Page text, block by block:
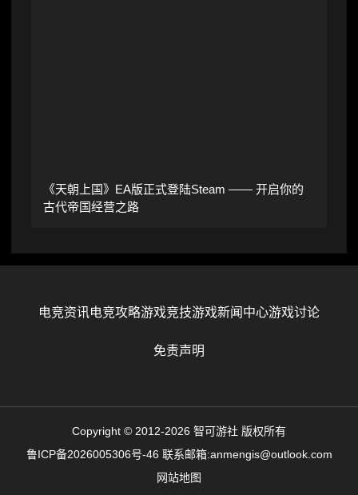
《天朝上国》EA版正式登陆Steam —— 开启你的
古代帝国经营之路
电竞资讯电竞攻略游戏竞技游戏新闻中心游戏讨论
免责声明
Copyright © 2012-2026 智可游社 版权所有
鲁ICP备2026005306号-46 联系邮箱:anmengis@outlook.com
网站地图